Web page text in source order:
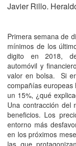
Javier Rillo.
Primera semana de
mínimos de los
digito en 2018,
automóvil y
valor en bolsa. Si
compañías
un 15%, ¿qué
Una contracción del
beneficios. Los
entorno más
en los próximos